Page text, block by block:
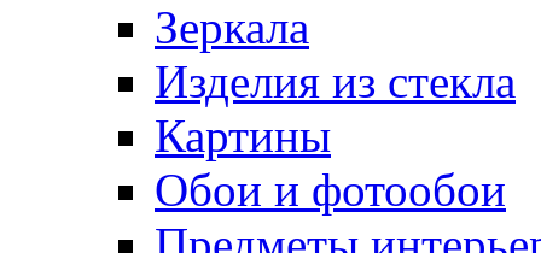
Зеркала
Изделия из стекла
Картины
Обои и фотообои